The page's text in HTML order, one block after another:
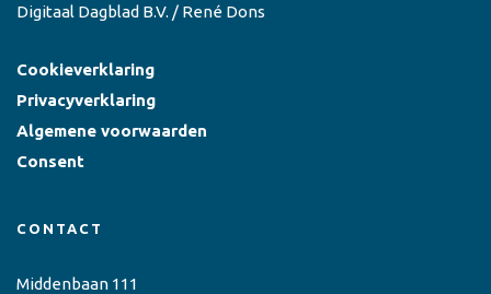
Digitaal Dagblad B.V. / René Dons
Cookieverklaring
Privacyverklaring
Algemene voorwaarden
Consent
CONTACT
Middenbaan 111